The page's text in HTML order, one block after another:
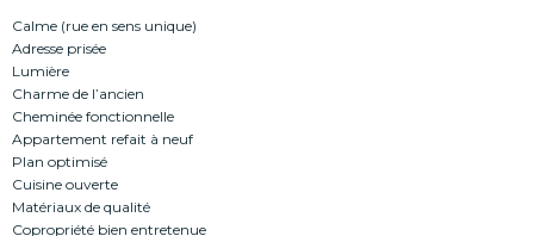
Calme (rue en sens unique)
Adresse prisée
Lumière
Charme de l’ancien
Cheminée fonctionnelle
Appartement refait à neuf
Plan optimisé
Cuisine ouverte
Matériaux de qualité